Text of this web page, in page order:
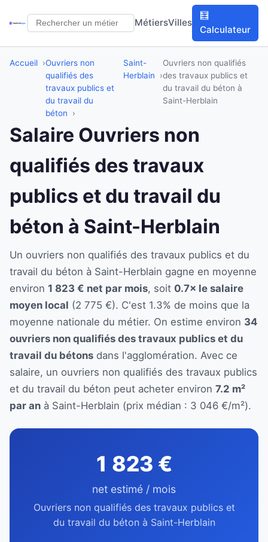
MétiersVilles
🧮
Calculateur
Accueil
Ouvriers non
qualifiés des
travaux publics et
du travail du
béton
Saint-
Herblain
Ouvriers non qualifiés
des travaux publics et
du travail du béton à
Saint-Herblain
Salaire Ouvriers non
qualifiés des travaux
publics et du travail du
béton à Saint-Herblain
Un ouvriers non qualifiés des travaux publics et du
travail du béton à Saint-Herblain gagne en moyenne
environ 1 823 € net par mois, soit 0.7× le salaire
moyen local (2 775 €). C'est 1.3% de moins que la
moyenne nationale du métier. On estime environ 34
ouvriers non qualifiés des travaux publics et du
travail du bétons dans l'agglomération. Avec ce
salaire, un ouvriers non qualifiés des travaux publics
et du travail du béton peut acheter environ 7.2 m²
par an à Saint-Herblain (prix médian : 3 046 €/m²).
1 823 €
net estimé / mois
Ouvriers non qualifiés des travaux publics et
du travail du béton à Saint-Herblain